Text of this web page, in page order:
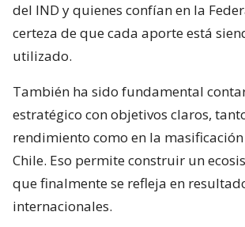
del IND y quienes confían en la
certeza de que cada aporte está
utilizado.
También ha sido fundamental
estratégico con objetivos claros,
rendimiento como en la
Chile. Eso permite construir un
que finalmente se refleja en
internacionales.